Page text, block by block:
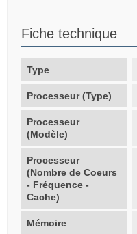
Fiche technique
Type
Processeur (Type)
Processeur
(Modèle)
Processeur
(Nombre de Coeurs
- Fréquence -
Cache)
Mémoire